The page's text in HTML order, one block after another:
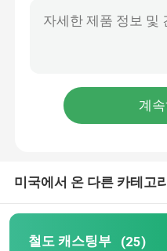
열차 트랩
이동하는 예비품
경편궤도 관련 장비
미국에서 온 다른 카테고리
철도 캐스팅부 (25)